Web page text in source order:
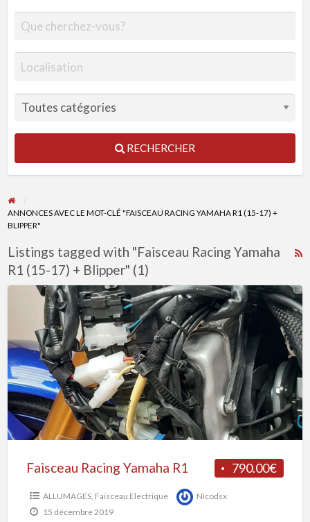
RECHERCHER
ANNONCES AVEC LE MOT-CLÉ "FAISCEAU RACING YAMAHA R1 (15-17) +
BLIPPER"
Listings tagged with "Faisceau Racing Yamaha
R1 (15-17) + Blipper" (1)
Faisceau
Racing
Yamaha
R1
790.00€
Faisceau Racing Yamaha R1
ALLUMAGES, Faisceau Electrique
Nicodsx
15 décembre 2019